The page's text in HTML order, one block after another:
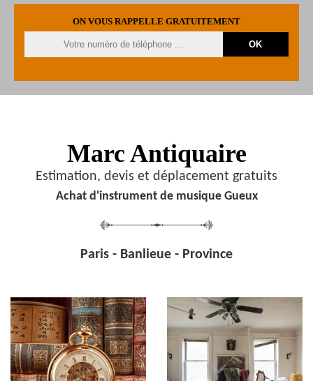
ON VOUS RAPPELLE GRATUITEMENT
Marc Antiquaire
Estimation, devis et déplacement gratuits
Achat d'instrument de musique Gueux
Paris - Banlieue - Province